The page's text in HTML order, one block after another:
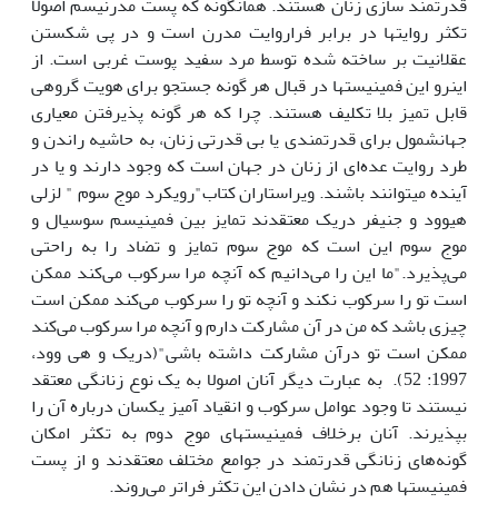
تکثر روایت­ها در برابر فراروایت مدرن است و در پی شکستن
عقلانیت بر ساخته شده توسط مرد سفید پوست غربی است. از
این­رو این فمینیست­ها در قبال هر گونه جستجو برای هویت گروهی
قابل تمیز بلا تکلیف هستند. چرا که هر گونه پذیرفتن معیاری
جهان­شمول برای قدرتمندی یا بی قدرتی زنان، به حاشیه راندن و
طرد روایت عده‌ای از زنان در جهان است که وجود دارند و یا در
آینده می­توانند باشند. ویراستاران کتاب"رویکرد موج سوم " لزلی
هیوود و جنیفر دریک معتقدند تمایز بین فمینیسم سوسیال و
موج سوم این است که موج سوم تمایز و تضاد را به راحتی
می‌پذیرد."ما این را می‌دانیم که آنچه مرا سرکوب می‌کند ممکن
است تو را سرکوب نکند و آنچه تو را سرکوب می‌کند ممکن است
چیزی باشد که من در آن مشارکت دارم و آنچه مرا سرکوب می‌کند
ممکن است تو درآن مشارکت داشته باشی"(دریک و هی وود،
1997: 52). به عبارت دیگر آنان اصولا به یک نوع زنانگی معتقد
نیستند تا وجود عوامل سرکوب و انقیاد آمیز یکسان درباره آن را
بپذیرند. آنان برخلاف فمینیست­های موج دوم به تکثر امکان
گونه‌های زنانگی قدرتمند در جوامع مختلف معتقدند و از پست
فمینیست­ها هم در نشان دادن این تکثر فراتر می‌روند.